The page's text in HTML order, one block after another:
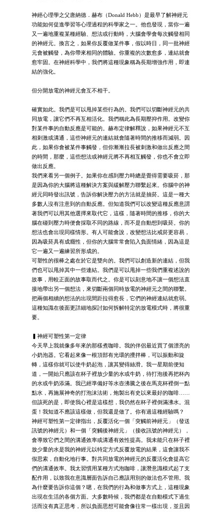
神經心理學之父唐納德．赫布（Donald Hebb）是最早了解神經元
功能如何促進學習等心理過程的科學家之一。他也發現，當你一遍
又一遍地重複某種經驗、想法或行動時，大腦會學會每次觸發相同
的神經元。換言之，如果你反覆做某件事，假以時日，同一批神經
元會被觸發，為你帶來相同的體驗。你重複的次數愈多，連結就會
愈牢固。在神經科學中，我們將這種現象稱為長期增強作用，即連
結的強化。
但分開放電的神經元會互不相干。
確實如此。我們是可以甩掉某些行為的。我們可以切斷神經元的共
同放電，讓它們不再互相活化。我們稱此為長期壓抑作用。改變你
對某件事的自動反應是可能的。赫布定律解釋說，如果神經元不互
相刺激或溝通，這些神經元的連結就會隨著時間的推移而減弱。因
此，如果你會被某件事觸發，但你漸漸拉長被刺激和做出反應之間
的時間，那麼，這些想法或神經元將不再相互觸發，你也不會立即
做出反應。
我們來看另一個例子。如果你在感到壓力時總是覺得需要吸菸，那
是因為你的大腦將這種解決方案與緩解壓力聯繫起來。你腦中的神
經元同時發出訊號，告訴你解決壓力的方法就是抽菸。這是一種大
多數人沒有注意到的自動反應。但知道我們可以改變這種反應意謂
著我們可以用其他選擇來取代它，這樣，隨著時間的推移，你的大
腦在碰到壓力時便會採取不同的路線，而不是自動想到吸菸。你的
想法也會出現同樣情形。有人可能會說，改變想法比戒菸更容易，
因為吸菸具有成癮性，但你的大腦常常會陷入負面情緒，因為這是
它一遍又一遍練習所形成的。
可塑性的很棒之處在於它是雙向的。我們可以創造新的連結，但我
們也可以甩掉其中一些連結。我們是可以甩掉一些我們重複述說的
故事，用較正面的故事取而代之。你是可以刻意地不讓一個想法直
接地帶出另一個想法，來切斷兩個同時放電的神經元之間的聯繫。
把兩個相續的想法的出現間距拉得愈長，它們的神經連結就愈弱。
這種知識在後面更詳細地探討如何拆解特定的放電模式時，將很重
要。
▍神經可塑性第一定律
今天早上我就像多年來的那樣煮咖啡。我的伴侶最近買了個漂亮的
小奶泡器。它看起來像一根頂部有光環的攪拌棒，可以振動和旋
轉，這樣你就可以使牛奶起泡，讓其變得絲滑。我一星期前便知
道，一開始只應該在杯子裡放少量的水或牛奶，待打泡後再把杯內
的水或牛奶添滿。我已經準備好等水壺沸騰之後在馬克杯裡倒一點
點水，再施展神奇的打泡沫法術，炮製出有史以來最好的咖啡……
但該死的是，即使我心裡是這樣想，我仍然在杯子裡倒滿沸水。混
蛋！我知道不應該這樣做，但我還是做了。你有過這種經驗嗎？
神經可塑性第一定律指出，反覆活化一個「突觸前神經元」（發送
訊號的神經元）和一個「突觸後神經元」（接收訊號的神經元），
會導致它們之間的溝通效率或溝通有效性提高。我未能只在杯子裡
放少量的水是我的神經元以特定方式反覆放電的結果，這會讓我不
假思索，自動化地行事。對共同放電的神經元的反覆活化會提高它
們的溝通效率。我太習慣用某種方式泡咖啡，讓潛意識模式起了支
配作用，以致我在意識層面告訴自己應該用別的做法也不管用。我
為什麼要告訴你這個？嗯，在我們的行為和做事方式上，這種現象
出現在生活的各個方面。大多數時候，我們都是在自動模式下過生
活而沒有真正思考，所以負面思想可能會像往常一樣出現，並且因